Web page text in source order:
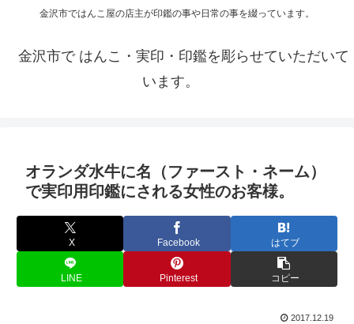
金沢市ではんこ屋の店主が印鑑の事や日常の事を綴っています。
金沢市で はんこ・実印・印鑑を彫らせていただいて
います。
オランダ水牛に名（ファースト・ネーム）
で実印用印鑑にされる女性のお客様。
X Facebook はてブ
LINE Pinterest コピー
2017.12.19